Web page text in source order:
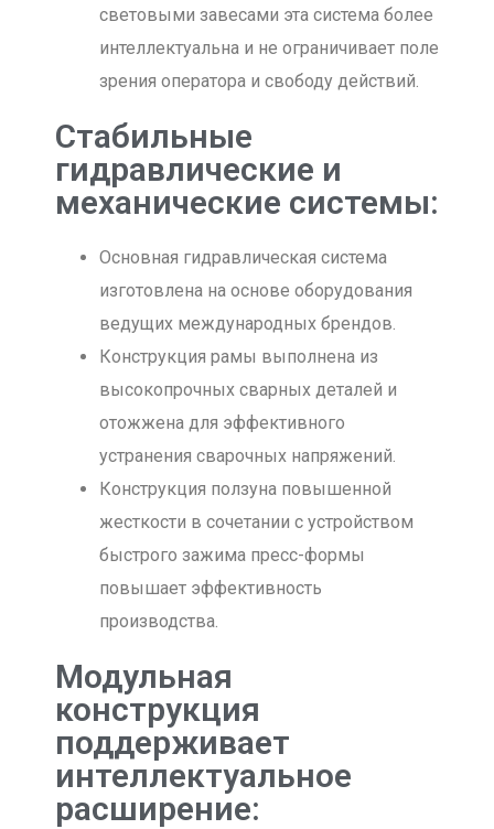
световыми завесами эта система более
интеллектуальна и не ограничивает поле
зрения оператора и свободу действий.
Стабильные
гидравлические и
механические системы:
Основная гидравлическая система
изготовлена на основе оборудования
ведущих международных брендов.
Конструкция рамы выполнена из
высокопрочных сварных деталей и
отожжена для эффективного
устранения сварочных напряжений.
Конструкция ползуна повышенной
жесткости в сочетании с устройством
быстрого зажима пресс-формы
повышает эффективность
производства.
Модульная
конструкция
поддерживает
интеллектуальное
расширение: